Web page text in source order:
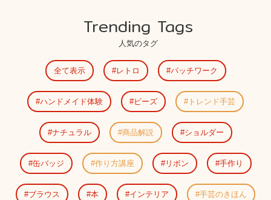
Trending Tags
人気のタグ
全て表示 レトロ パッチワーク
ハンドメイド体験 ビーズ トレンド手芸
ナチュラル 商品解説 ショルダー
缶バッジ 作り方講座 リボン 手作り
ブラウス 本 インテリア 手芸のきほん